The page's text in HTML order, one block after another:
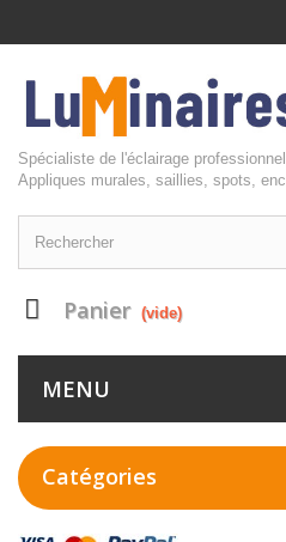
Spécialiste de l'éclairage professionnel.
Appliques murales, saillies, spots,
Panier (vide)
MENU
Catégories